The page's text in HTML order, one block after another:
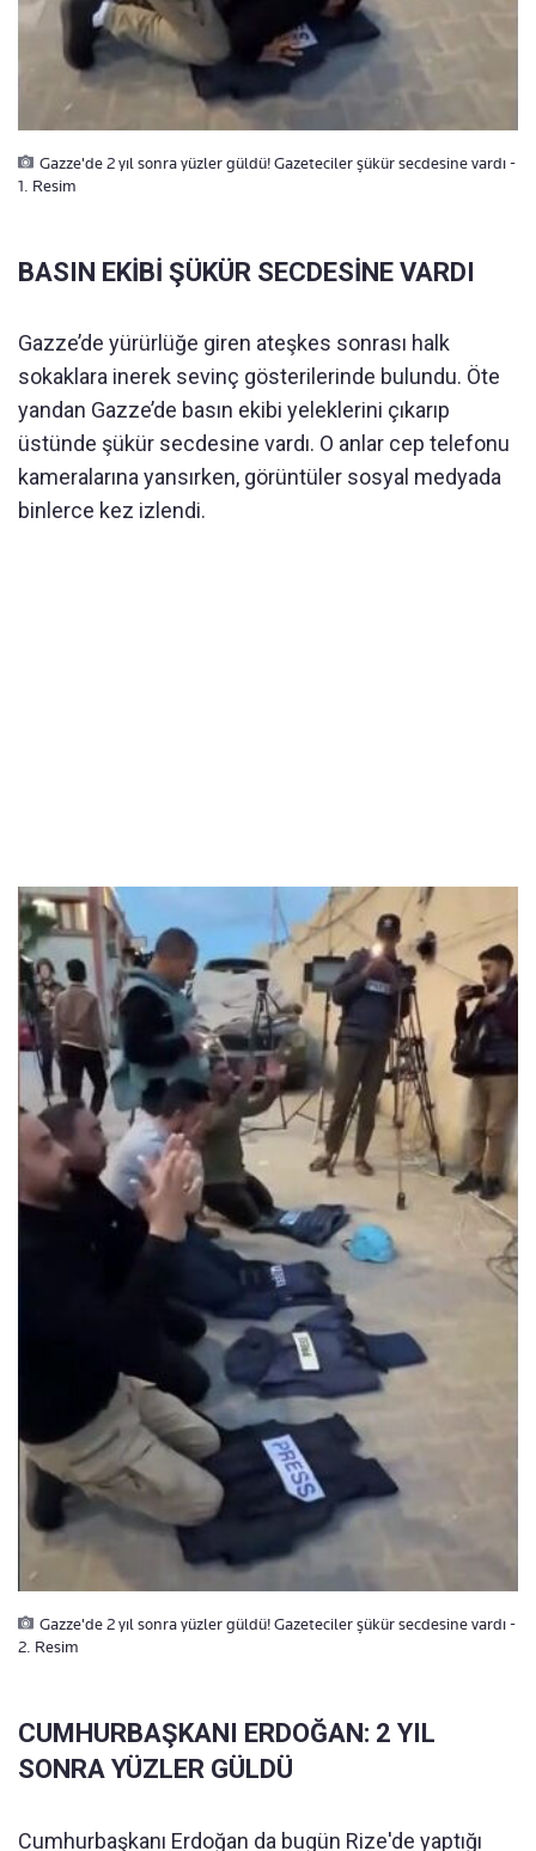
Gazze'de 2 yıl sonra yüzler güldü! Gazeteciler şükür secdesine vardı -
1. Resim
BASIN EKİBİ ŞÜKÜR SECDESİNE VARDI
Gazze’de yürürlüğe giren ateşkes sonrası halk
sokaklara inerek sevinç gösterilerinde bulundu. Öte
yandan Gazze’de basın ekibi yeleklerini çıkarıp
üstünde şükür secdesine vardı. O anlar cep telefonu
kameralarına yansırken, görüntüler sosyal medyada
binlerce kez izlendi.
Gazze'de 2 yıl sonra yüzler güldü! Gazeteciler şükür secdesine vardı -
2. Resim
CUMHURBAŞKANI ERDOĞAN: 2 YIL
SONRA YÜZLER GÜLDÜ
Cumhurbaşkanı Erdoğan da bugün Rize'de yaptığı